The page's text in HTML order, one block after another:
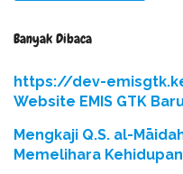
Banyak Dibaca
https://dev-
Website EMIS GTK
Mengkaji Q.S. al-
Memelihara